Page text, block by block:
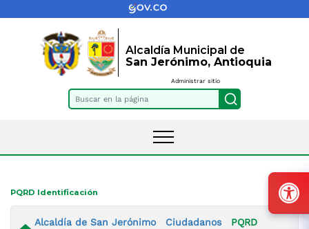
Alcaldía Municipal de
San Jerónimo, Antioquia
Administrar sitio
Buscar en la página
PQRD Identificación
Alcaldía de San Jerónimo Ciudadanos
PQRD